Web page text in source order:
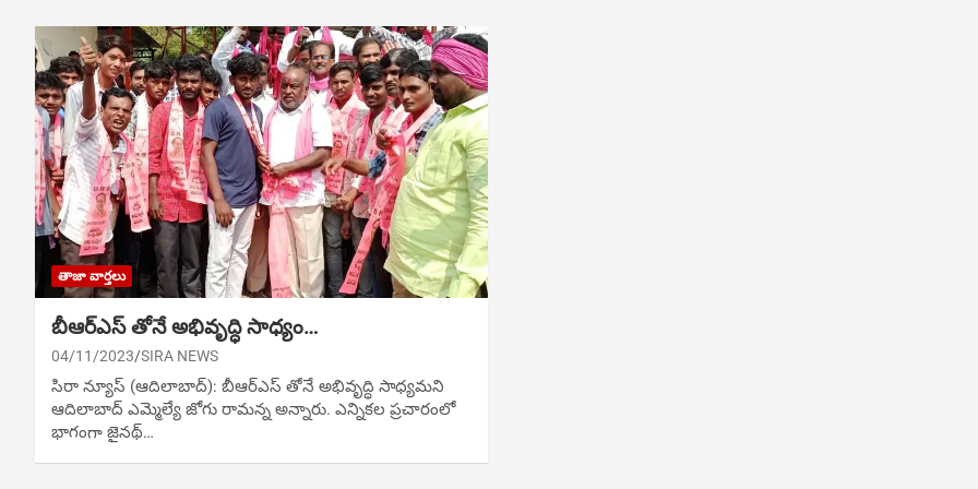
తాజా వార్తలు
బీఆర్ఎస్ తోనే అభివృద్ధి సాధ్యం…
04/11/2023 SIRA NEWS
సిరా న్యూస్ (ఆదిలాబాద్): బీఆర్ఎస్ తోనే అభివృద్ధి సాధ్యమని
ఆదిలాబాద్ ఎమ్మెల్యే జోగు రామన్న అన్నారు. ఎన్నికల ప్రచారంలో
భాగంగా జైనథ్…